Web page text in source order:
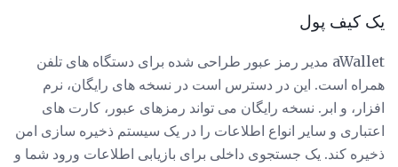
یک کیف پول
aWallet مدیر رمز عبور طراحی شده برای دستگاه های تلفن
همراه است. این در دسترس است در نسخه های رایگان، نرم
افزار، و ابر. نسخه رایگان می تواند رمزهای عبور، کارت های
اعتباری و سایر انواع اطلاعات را در یک سیستم ذخیره سازی امن
ذخیره کند. یک جستجوی داخلی برای بازیابی اطلاعات ورود شما و